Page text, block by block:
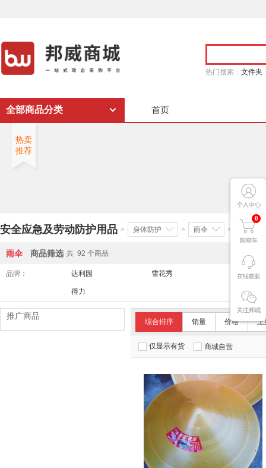
热门搜索： 文件夹
0
全部商品分类 首页
热卖
推荐
安全应急及劳动防护用品 > 身体防护 > 雨伞 >
雨伞 商品筛选 共 92 个商品
品牌： 达利园 雪花秀 舒适达/
得力
综合排序 销量 价格 上
仅显示有货 商城自营
推广商品